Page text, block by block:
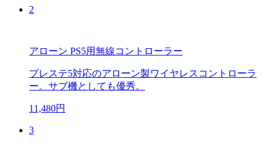
2
アローン PS5用無線コントローラー
プレステ5対応のアローン製ワイヤレスコントローラ
ー。サブ機としても優秀。
11,480円
3